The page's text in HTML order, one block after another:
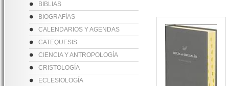
BIBLIAS
BIOGRAFÍAS
CALENDARIOS Y AGENDAS
CATEQUESIS
CIENCIA Y ANTROPOLOGÍA
CRISTOLOGÍA
ECLESIOLOGÍA